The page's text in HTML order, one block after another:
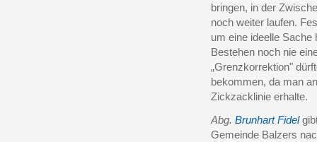
bringen, in der
noch weiter laufen.
um eine ideelle Sache
Bestehen noch nie
„Grenzkorrektion"
bekommen, da man
Zickzacklinie erhalte.
Abg. Brunhart Fidel
Gemeinde Balzers